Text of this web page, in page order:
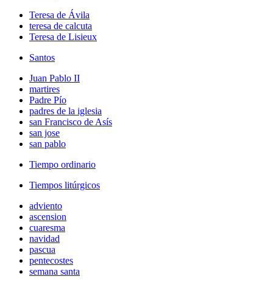
Teresa de Ávila
teresa de calcuta
Teresa de Lisieux
Santos
Juan Pablo II
martires
Padre Pío
padres de la iglesia
san Francisco de Asís
san jose
san pablo
Tiempo ordinario
Tiempos litúrgicos
adviento
ascension
cuaresma
navidad
pascua
pentecostes
semana santa